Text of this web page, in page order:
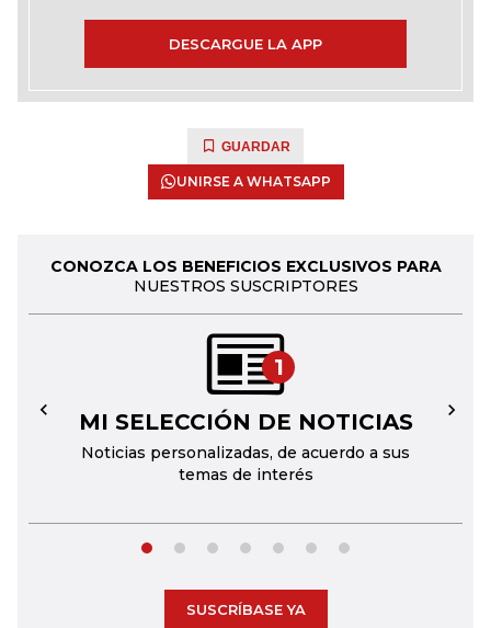
DESCARGUE LA APP
GUARDAR
UNIRSE A WHATSAPP
CONOZCA LOS BENEFICIOS EXCLUSIVOS PARA
NUESTROS SUSCRIPTORES
1
MI SELECCIÓN DE NOTICIAS
Noticias personalizadas, de acuerdo a sus
temas de interés
← →
SUSCRÍBASE YA